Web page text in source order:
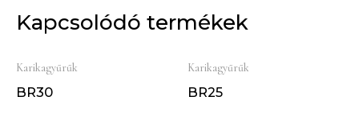
Kapcsolódó termékek
Karikagyűrűk
BR30
Karikagyűrűk
BR25